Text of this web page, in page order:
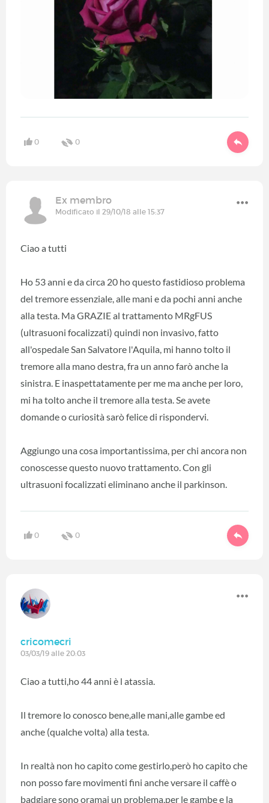
0 0
Ex membro
Modificato il 29/10/18 alle 15:37
Ciao a tutti
Ho 53 anni e da circa 20 ho questo fastidioso problema
del tremore essenziale, alle mani e da pochi anni anche
alla testa. Ma GRAZIE al trattamento MRgFUS
(ultrasuoni focalizzati) quindi non invasivo, fatto
all'ospedale San Salvatore l'Aquila, mi hanno tolto il
tremore alla mano destra, fra un anno farò anche la
sinistra. E inaspettatamente per me ma anche per loro,
mi ha tolto anche il tremore alla testa. Se avete
domande o curiosità sarò felice di rispondervi.
Aggiungo una cosa importantissima, per chi ancora non
conoscesse questo nuovo trattamento. Con gli
ultrasuoni focalizzati eliminano anche il parkinson.
0 0
cricomecri
03/03/19 alle 20:03
Ciao a tutti,ho 44 anni è l atassia.
Il tremore lo conosco bene,alle mani,alle gambe ed
anche (qualche volta) alla testa.
In realtà non ho capito come gestirlo,però ho capito che
non posso fare movimenti fini anche versare il caffè o
badgiare sono oramai un problema,per le gambe e la